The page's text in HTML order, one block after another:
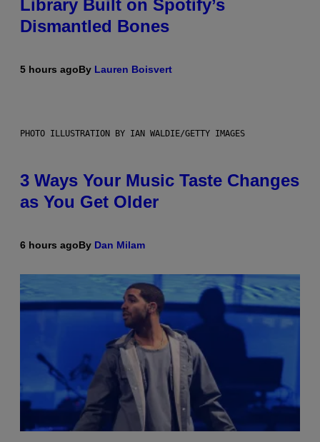
Library Built on Spotify’s
Dismantled Bones
5 hours agoBy Lauren Boisvert
PHOTO ILLUSTRATION BY IAN WALDIE/GETTY IMAGES
3 Ways Your Music Taste Changes
as You Get Older
6 hours agoBy Dan Milam